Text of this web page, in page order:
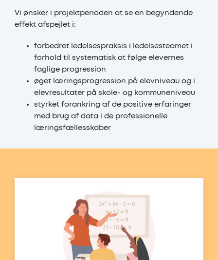
Vi ønsker i projektperioden at se en begyndende
effekt afspejlet i:
forbedret ledelsespraksis i ledelsesteamet i
forhold til systematisk at følge elevernes
faglige progression
øget læringsprogression på elevniveau og i
elevresultater på skole- og kommuneniveau
styrket forankring af de positive erfaringer
med brug af data i de professionelle
læringsfællesskaber